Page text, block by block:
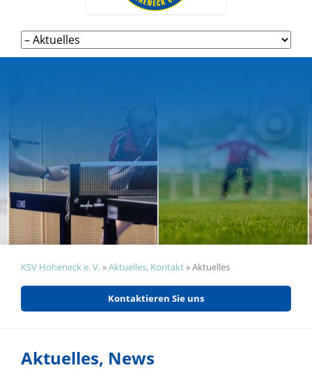
Navigation
überspringen
KSV Hoheneck e. V.»Aktuelles, Kontakt»Aktuelles
Kontaktieren Sie uns
Aktuelles, News